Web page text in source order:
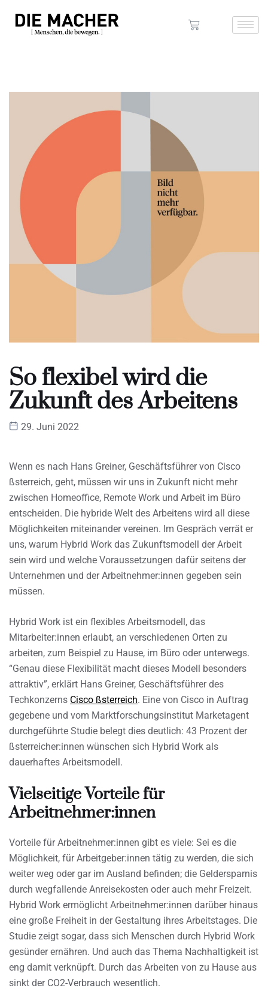
So flexibel wird die
Zukunft des Arbeitens
29. Juni 2022
Wenn es nach Hans Greiner, Geschäftsführer von Cisco
ßsterreich, geht, müssen wir uns in Zukunft nicht mehr
zwischen Homeoffice, Remote Work und Arbeit im Büro
entscheiden. Die hybride Welt des Arbeitens wird all diese
Möglichkeiten miteinander vereinen. Im Gespräch verrät er
uns, warum Hybrid Work das Zukunftsmodell der Arbeit
sein wird und welche Voraussetzungen dafür seitens der
Unternehmen und der Arbeitnehmer:innen gegeben sein
müssen.
Hybrid Work ist ein flexibles Arbeitsmodell, das
Mitarbeiter:innen erlaubt, an verschiedenen Orten zu
arbeiten, zum Beispiel zu Hause, im Büro oder unterwegs.
“Genau diese Flexibilität macht dieses Modell besonders
attraktiv”, erklärt Hans Greiner, Geschäftsführer des
Techkonzerns Cisco ßsterreich. Eine von Cisco in Auftrag
gegebene und vom Marktforschungsinstitut Marketagent
durchgeführte Studie belegt dies deutlich: 43 Prozent der
ßsterreicher:innen wünschen sich Hybrid Work als
dauerhaftes Arbeitsmodell.
Vielseitige Vorteile für
Arbeitnehmer:innen
Vorteile für Arbeitnehmer:innen gibt es viele: Sei es die
Möglichkeit, für Arbeitgeber:innen tätig zu werden, die sich
weiter weg oder gar im Ausland befinden; die Geldersparnis
durch wegfallende Anreisekosten oder auch mehr Freizeit.
Hybrid Work ermöglicht Arbeitnehmer:innen darüber hinaus
eine große Freiheit in der Gestaltung ihres Arbeitstages. Die
Studie zeigt sogar, dass sich Menschen durch Hybrid Work
gesünder ernähren. Und auch das Thema Nachhaltigkeit ist
eng damit verknüpft. Durch das Arbeiten von zu Hause aus
sinkt der CO2-Verbrauch wesentlich.